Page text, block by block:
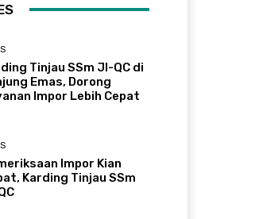
Tinjau SSm JI-QC di
Emas, Dorong
Impor Lebih Cepat
Impor Kian
Karding Tinjau SSm